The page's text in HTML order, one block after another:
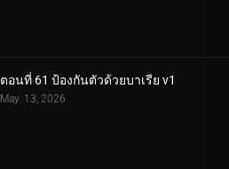
ตอนที่ 61 ป้องกันตัวด้วยบาเรีย v1
May. 13, 2026